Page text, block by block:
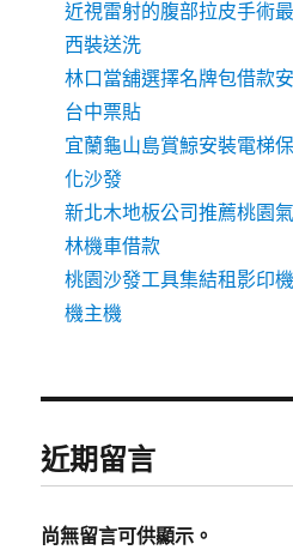
近視雷射的腹部拉皮手術
西裝送洗
林口當舖選擇名牌包借款
台中票貼
宜蘭龜山島賞鯨安裝電梯
化沙發
新北木地板公司推薦桃園
林機車借款
桃園沙發工具集結租影印
機主機
近期留言
尚無留言可供顯示。